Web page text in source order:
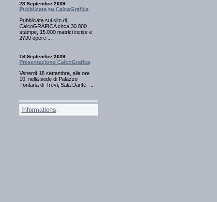
28 Septembre 2009
Pubblicate su CalcoGrafica
Pubblicate sul sito di
CalcoGRAFICA circa 30.000
stampe, 15.000 matrici incise e
2700 opere ...
18 Septembre 2009
Presentazione CalcoGrafica
Venerdì 18 settembre, alle ore
10, nella sede di Palazzo
Fontana di Trevi, Sala Dante, ...
Informations